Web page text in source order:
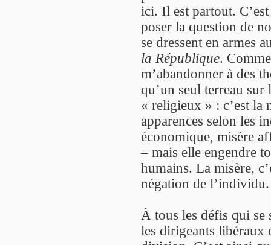
ici. Il est partout.
poser la question de
se dressent en armes
la République.
m’abandonner à des
qu’un seul terreau sur
« religieux » : c’est la
apparences selon les
économique, misère
– mais elle engendre
humains. La misère,
négation de l’individu.
À tous les défis qui se
les dirigeants libéraux